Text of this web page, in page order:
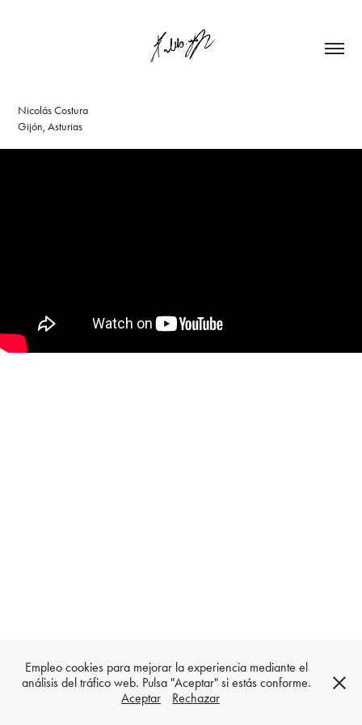
Nicolás Costura
Gijón, Asturias
Empleo cookies para mejorar la experiencia mediante el
análisis del tráfico web. Pulsa "Aceptar" si estás conforme.
Aceptar
Rechazar